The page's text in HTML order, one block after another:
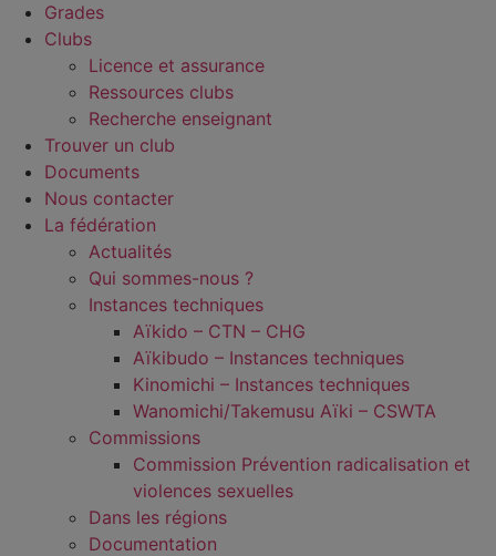
Grades
Clubs
Licence et assurance
Ressources clubs
Recherche enseignant
Trouver un club
Documents
Nous contacter
La fédération
Actualités
Qui sommes-nous ?
Instances techniques
Aïkido – CTN – CHG
Aïkibudo – Instances techniques
Kinomichi – Instances techniques
Wanomichi/Takemusu Aïki – CSWTA
Commissions
Commission Prévention radicalisation et
violences sexuelles
Dans les régions
Documentation